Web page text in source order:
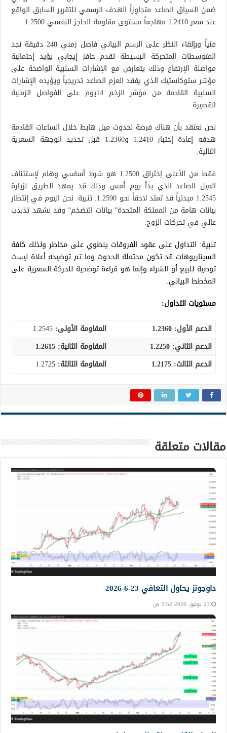
ضمن السياق الصاعد متجاوزاً الهدف الرسمي للتقرير السابق الواقع
عند سعر 1.2410 مهاجماً مستوى مقاومة الحاجز النفسي 1.2500.
فنياً وبإلقاء النظر على الرسم البياني فاصل زمني 240 دقيقة نجد
المتوسطات المتحركة البسيطة تقدم حافز إيجابي يؤيد إحتمالية
مواصلة الإرتفاع وذلك يتعارض مع الإشارات السلبية الواضحة على
مؤشر ستوكاستيك الذي يفقد العزم الصاعد تدريجياً ويؤيده الإشارات
السلبية القادمة من مؤشر الزخم 14يوم على الفواصل الزمنية
القصيرة.
نحن نعتقد بأن هناك فرصة لحدوث ميل هابط خلال الساعات القادمة
هدفه إعادة إختبار 1.2410 و1.2360 قبل تحديد الوجهة السعرية
التالية.
فقط من الأعلى إختراق 1.2500 هو شرط أساسي وهام لإستئناف
الميل الصاعد الذي بدأ يوم أمس وذلك قد يمهد الطريق لزيارة
1.2545 مبدئياً قد تمتد لاحقاً نحو 1.2590. تنبية: نحن اليوم في إنتظار
بيانات هامة من المملكة المتحدة” بيانات التضخم” وقد نشهد تذبذب
عالي في تحركات الزوج.
تنبية: التداول على عقود الفروقات ينطوي على مخاطر ولذلك كافة
السيناريوهات قد تكون محتملة الحدوث وما تم توضيحه أعلاة ليست
توصية للبيع أو الشراء وإنما هو قراءة توضحية للحركة السعرية على
المخطط البياني.
مستويات التداول:
الدعم الأول: 1.2360
المقاومة الأولى:
الدعم الثاني: 1.2250 المقاومة الثانية: 1.2615
الدعم الثالث: المقاومة الثالثة:
مقالات متعلقة
داوجونز يحاول التعافي 23-6-2026
23 يونيو, 2026 9:52 ص